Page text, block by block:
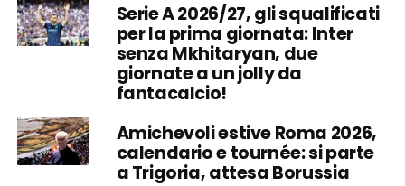
Serie A 2026/27, gli squalificati
per la prima giornata: Inter
senza Mkhitaryan, due
giornate a un jolly da
fantacalcio!
Amichevoli estive Roma 2026,
calendario e tournée: si parte
a Trigoria, attesa Borussia